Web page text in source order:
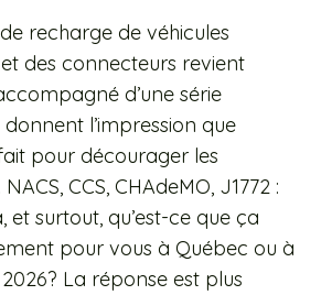
recharge de véhicules
des connecteurs revient
d’une série
l’impression que
pour décourager les
CCS, CHAdeMO, J1772 :
et surtout, qu’est-ce que ça
pour vous à Québec ou à
La réponse est plus